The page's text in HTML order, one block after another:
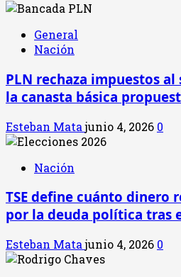
General
Nación
PLN rechaza impuestos
la canasta básica
Esteban Matajunio 4, 2026 0
Nación
TSE define cuánto dinero
por la deuda política tras
Esteban Matajunio 4, 2026 0